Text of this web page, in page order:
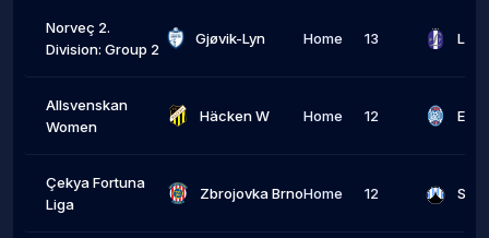
Norveç 2.
Division: Group 2
Gjøvik-Lyn Home 13
Allsvenskan
Women
Häcken W Home 12
Çekya Fortuna
Liga
Zbrojovka BrnoHome 12